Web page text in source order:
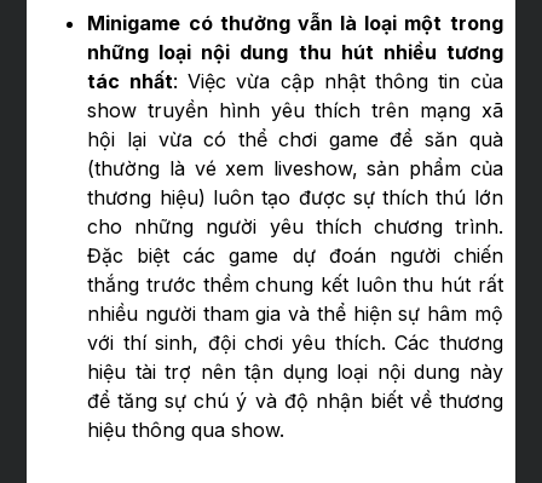
Minigame có thưởng vẫn là loại một trong
những loại nội dung thu hút nhiều tương
tác nhất: Việc vừa cập nhật thông tin của
show truyền hình yêu thích trên mạng xã
hội lại vừa có thể chơi game để săn quà
(thường là vé xem liveshow, sản phẩm của
thương hiệu) luôn tạo được sự thích thú lớn
cho những người yêu thích chương trình.
Đặc biệt các game dự đoán người chiến
thắng trước thềm chung kết luôn thu hút rất
nhiều người tham gia và thể hiện sự hâm mộ
với thí sinh, đội chơi yêu thích. Các thương
hiệu tài trợ nên tận dụng loại nội dung này
để tăng sự chú ý và độ nhận biết về thương
hiệu thông qua show.